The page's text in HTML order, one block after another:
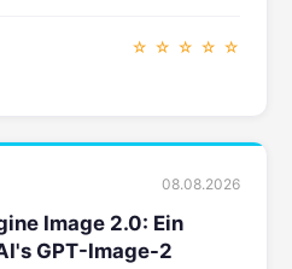
☆ ☆ ☆ ☆ ☆
08.08.2026
Image 2.0: Ein
GPT-Image-2